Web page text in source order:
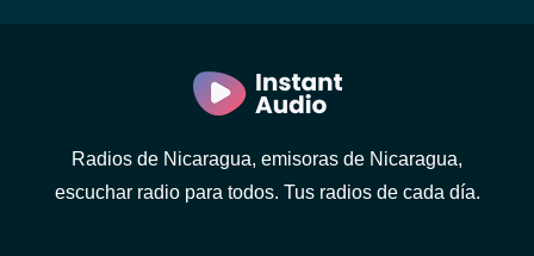
Radios de Nicaragua, emisoras de Nicaragua,
escuchar radio para todos. Tus radios de cada día.